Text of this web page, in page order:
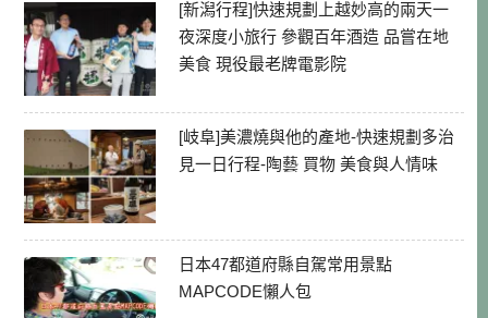
[新潟行程]快速規劃上越妙高的兩天一
夜深度小旅行 參觀百年酒造 品嘗在地
美食 現役最老牌電影院
[岐阜]美濃燒與他的產地-快速規劃多治
見一日行程-陶藝 買物 美食與人情味
日本47都道府縣自駕常用景點
MAPCODE懶人包